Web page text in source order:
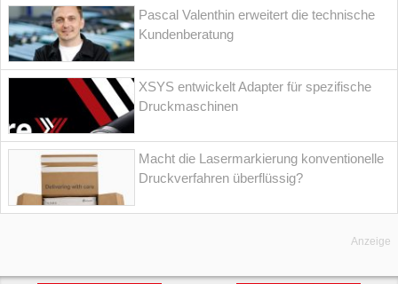
Pascal Valenthin erweitert die technische
Kundenberatung
XSYS entwickelt Adapter für spezifische
Druckmaschinen
Macht die Lasermarkierung konventionelle
Druckverfahren überflüssig?
Anzeige